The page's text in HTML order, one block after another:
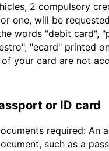
2 compulsory
one, will be
words "debit card",
"ecard" printed
your card are not
or ID card
required: An
such as a